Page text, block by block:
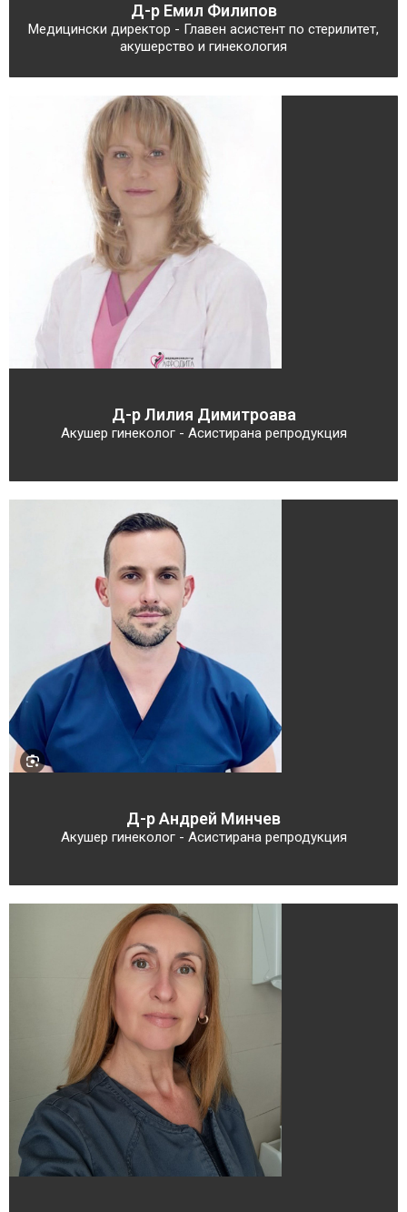
Д-р Емил Филипов
Медицински директор - Главен асистент по стерилитет,
акушерство и гинекология
Д-р Лилия Димитроава
Акушер гинеколог - Асистирана репродукция
Д-р Андрей Минчев
Акушер гинеколог - Асистирана репродукция